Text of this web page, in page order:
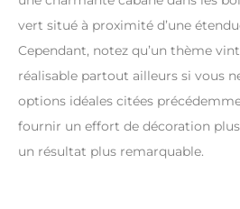
vert situé à proximité d’une
Cependant, notez qu’un thème
réalisable partout ailleurs si vous
options idéales citées
fournir un effort de décoration
un résultat plus remarquable.